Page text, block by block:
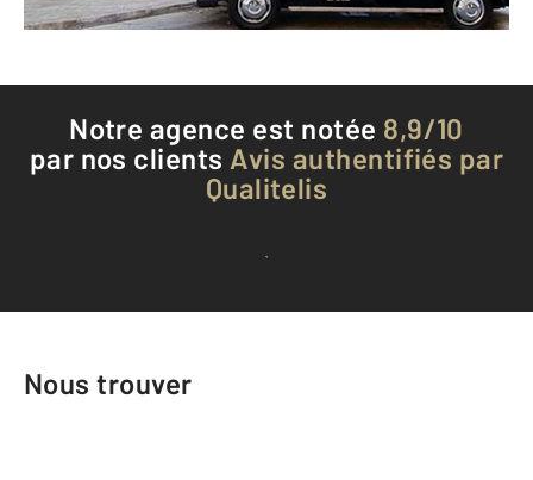
Téléphoner à l'agence
Notre agence est notée 8,9/10
par nos clients Avis authentifiés par
Qualitelis
Voir tous les avis clients
Nous trouver